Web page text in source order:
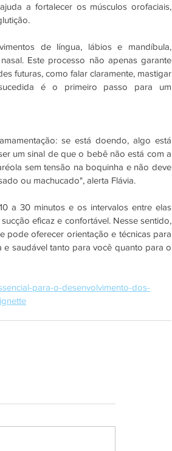
a fortalecer os músculos orofaciais,
de língua, lábios e mandíbula,
Este processo não apenas garante
futuras, como falar claramente, mastigar
é o primeiro passo para um
se está doendo, algo está
um sinal de que o bebê não está com a
sem tensão na boquinha e não deve
ou machucado", alerta Flávia.
a 30 minutos e os intervalos entre elas
eficaz e confortável. Nesse sentido,
pode oferecer orientação e técnicas para
saudável tanto para você quanto para o
para-o-desenvolvimento-dos-